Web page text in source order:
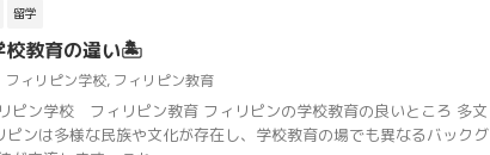
留学
校教育の違い🏝
フィリピン学校, フィリピン教育
ピン学校 フィリピン教育 フィリピンの学校教育の良いところ 多文
ピンは多様な民族や文化が存在し、学校教育の場でも異なるバックグ